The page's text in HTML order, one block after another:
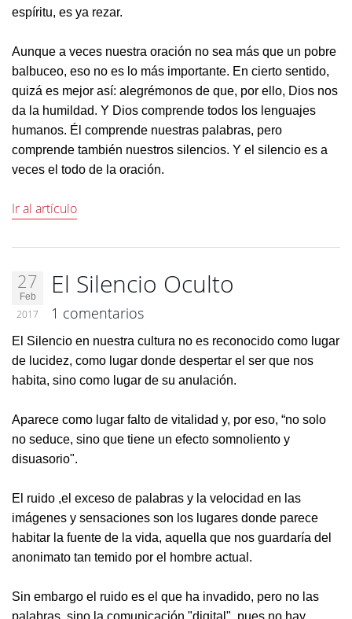
espíritu, es ya rezar.
Aunque a veces nuestra oración no sea más que un pobre
balbuceo, eso no es lo más importante. En cierto sentido,
quizá es mejor así: alegrémonos de que, por ello, Dios nos
da la humildad. Y Dios comprende todos los lenguajes
humanos. Él comprende nuestras palabras, pero
comprende también nuestros silencios. Y el silencio es a
veces el todo de la oración.
Ir al artículo
27
Feb
2017
El Silencio Oculto
1 comentarios
El Silencio en nuestra cultura no es reconocido como lugar
de lucidez, como lugar donde despertar el ser que nos
habita, sino como lugar de su anulación.
Aparece como lugar falto de vitalidad y, por eso, “no solo
no seduce, sino que tiene un efecto somnoliento y
disuasorio".
El ruido ,el exceso de palabras y la velocidad en las
imágenes y sensaciones son los lugares donde parece
habitar la fuente de la vida, aquella que nos guardaría del
anonimato tan temido por el hombre actual.
Sin embargo el ruido es el que ha invadido, pero no las
palabras, sino la comunicación "digital", pues no hay